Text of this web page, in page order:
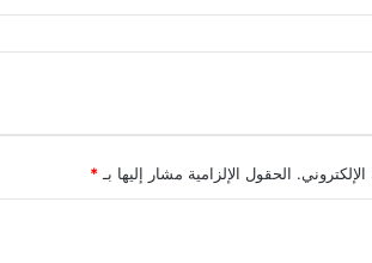
الحقول الإلزامية مشار إليها بـ*